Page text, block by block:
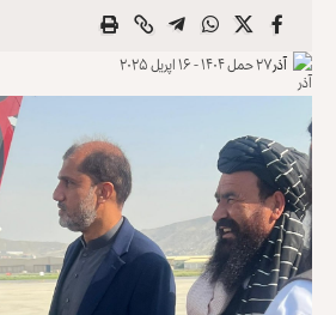
آذر۲۷ حمل ۱۴۰۴ - ۱۶ اپریل ۲۰۲۵